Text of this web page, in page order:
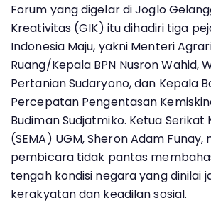
Forum yang digelar di Joglo
Kreativitas (GIK) itu dihadiri tiga
Indonesia Maju, yakni Menteri
Ruang/Kepala BPN Nusron Wahid,
Pertanian Sudaryono, dan Kepala
Percepatan Pengentasan
Budiman Sudjatmiko. Ketua Serikat
(SEMA) UGM, Sheron Adam
pembicara tidak pantas
tengah kondisi negara yang dinilai
kerakyatan dan keadilan sosial.